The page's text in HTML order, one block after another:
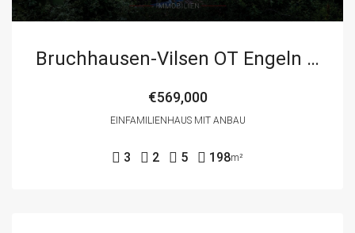
Bruchhausen-Vilsen OT Engeln | freistehendes Einfamilienhaus mit Anbau, PV-Anlage, großem Garten, Terrasse, Veranda, Pool, Carport und Naturfernblick
€569,000
EINFAMILIENHAUS MIT ANBAU
3 2 5 198m²